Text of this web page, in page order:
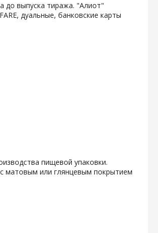
до выпуска тиража. "Алиот"
дуальные, банковские карты
пищевой упаковки.
матовым или глянцевым покрытием